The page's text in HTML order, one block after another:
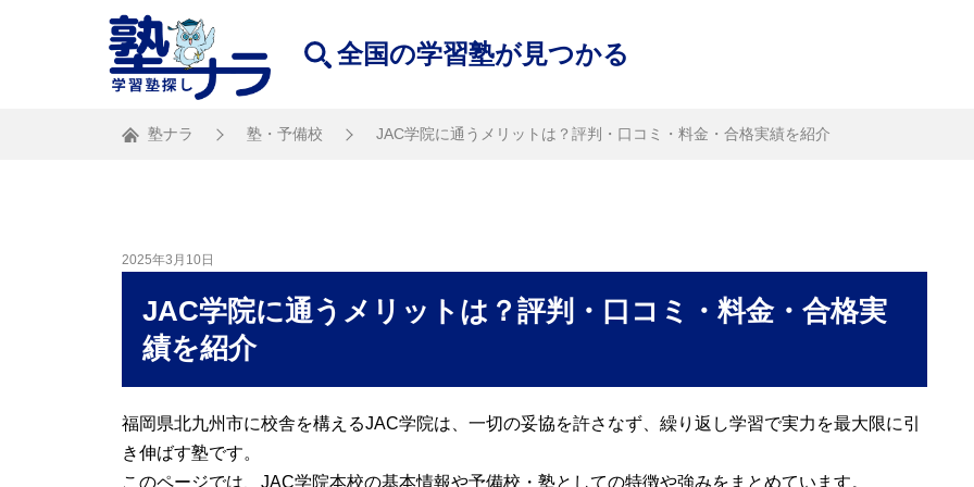
全国の学習塾が見つかる
塾ナラ 塾・予備校 JAC学院に通うメリットは？評判・口コミ・料金・合格実績を紹介
2025年3月10日
JAC学院に通うメリットは？評判・口コミ・料金・合格実
績を紹介
福岡県北九州市に校舎を構えるJAC学院は、一切の妥協を許さなず、繰り返し学習で実力を最大限に引
き伸ばす塾です。
このページでは、JAC学院本校の基本情報や予備校・塾としての特徴や強みをまとめています。